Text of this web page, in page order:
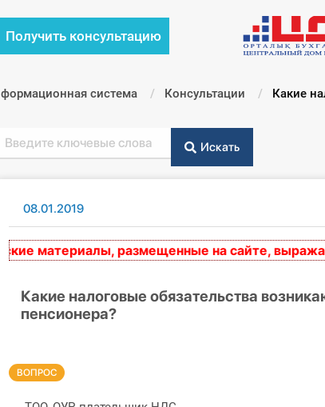
Получить консультацию
система Консультации Текущий:
Какие
Искать
08.01.2019
материалы, размещенные на сайте, выражают
Какие налоговые обязательства
пенсионера?
ВОПРОС